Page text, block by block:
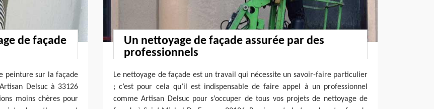
de façade
peinture sur la façade
Delsuc à 33126
moins chères pour
Un nettoyage de façade assurée par des
professionnels
Le nettoyage de façade est un travail qui nécessite un savoir-faire particulier
; c’est pour cela qu’il est indispensable de faire appel à un professionnel
comme Artisan Delsuc pour s’occuper de tous vos projets de nettoyage de